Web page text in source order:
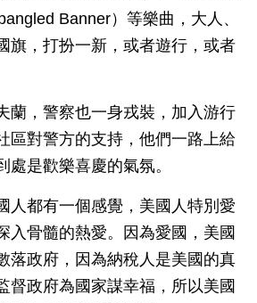
Banner）等樂曲，大人、
旗，打扮一新，或者遊行，或者
蘭，警察也一身戎裝，加入游行
區對警方的支持，他們一路上給
處是歡樂喜慶的氣氛。
人都有一個感覺，美國人特別愛
入骨髓的熱愛。因為愛國，美國
落政府，因為納稅人是美國的真
督政府為國家謀幸福，所以美國